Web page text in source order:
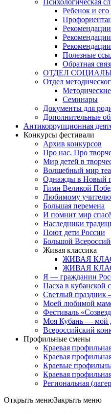
Психологическая
Ребенок и его
Полезные
Обратная
ОТДЕЛ
Отдел
Семинары
Документы для
Дополнительные
Антикоррупционная
Конкурсы фестивали
Архив конкурсов
Про нас. Про
Мир детей в
Волшебный мир
Однажды в Новый
Гимн Великой
Любимому учителю
Большая перемена
И помнит мир
Наследники
Поют дети России
Большой
Живая классика
ЖИВАЯ
ЖИВАЯ
Я — гражданин
Пасха в кубанской
Светлый праздник
Моей любимой
Фестиваль
Моя Кубань — мой
Всероссийский
Профильные смены
Краевая
Краевая
Краевые
Краевая
Региональная
Открыть менюЗакрыть меню